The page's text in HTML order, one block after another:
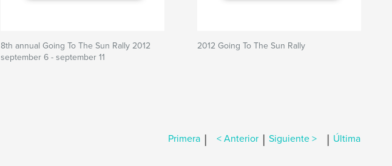
8th annual Going To The Sun Rally 2012
september 6 - september 11
2012 Going To The Sun Rally
Primera | < Anterior | Siguiente > | Última